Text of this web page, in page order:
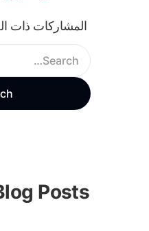
المشاركات ذات
Posts